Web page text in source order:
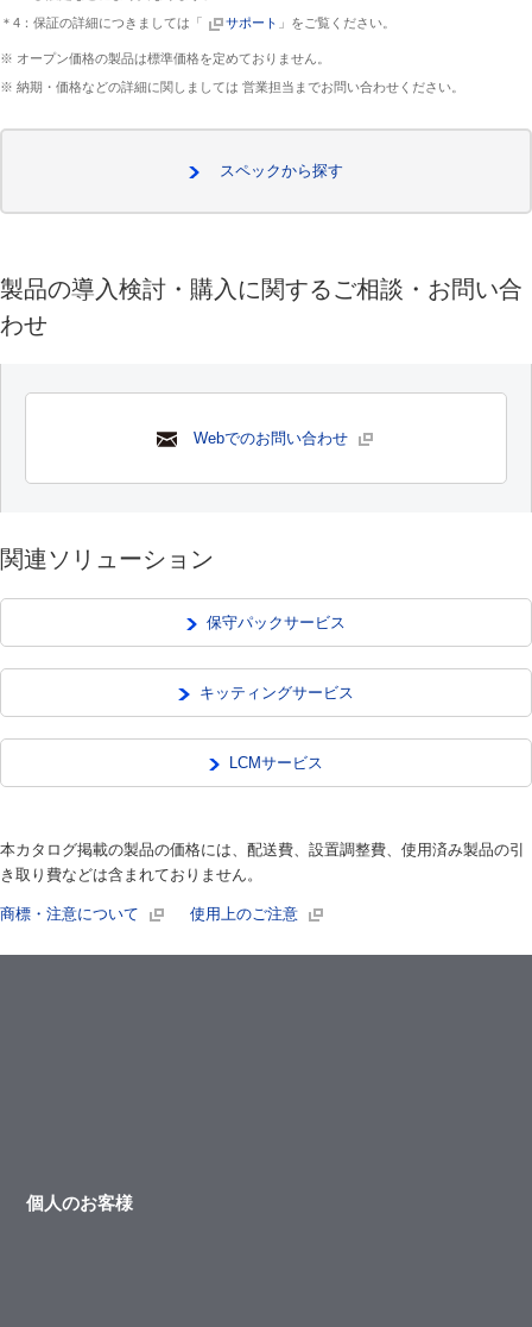
＊4：保証の詳細につきましては「
サポート 」をご覧ください。
※ オープン価格の製品は標準価格を定めておりません。
※ 納期・価格などの詳細に関しましては 営業担当までお問い合わせください。
スペックから探す
製品の導入検討・購入に関するご相談・お問い合
わせ
Webでのお問い合わせ
関連ソリューション
保守パックサービス
キッティングサービス
LCMサービス
本カタログ掲載の製品の価格には、配送費、設置調整費、使用済み製品の引
き取り費などは含まれておりません。
商標・注意について 使用上のご注意
個人のお客様